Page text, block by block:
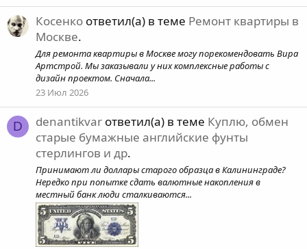
Косенко ответил(а) в теме Ремонт квартиры в
Москве.
Для ремонта квартиры в Москве могу порекомендовать Вира
Артстрой. Мы заказывали у них комплексные работы с
дизайн проектом. Сначала...
23 Июл 2026
D denantikvar ответил(а) в теме Куплю, обмен
старые бумажные английские фунты
стерлингов и др.
Принимают ли доллары старого образца в Калининграде?
Нередко при попытке сдать валютные накопления в
местный банк люди сталкиваются...